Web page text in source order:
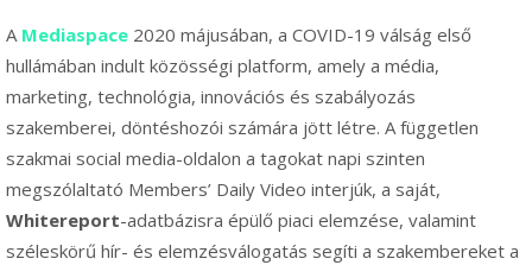
A Mediaspace 2020 májusában, a COVID-19 válság első
hullámában indult közösségi platform, amely a média,
marketing, technológia, innovációs és szabályozás
szakemberei, döntéshozói számára jött létre. A független
szakmai social media-oldalon a tagokat napi szinten
megszólaltató Members’ Daily Video interjúk, a saját,
Whitereport-adatbázisra épülő piaci elemzése, valamint
széleskörű hír- és elemzésválogatás segíti a szakembereket a